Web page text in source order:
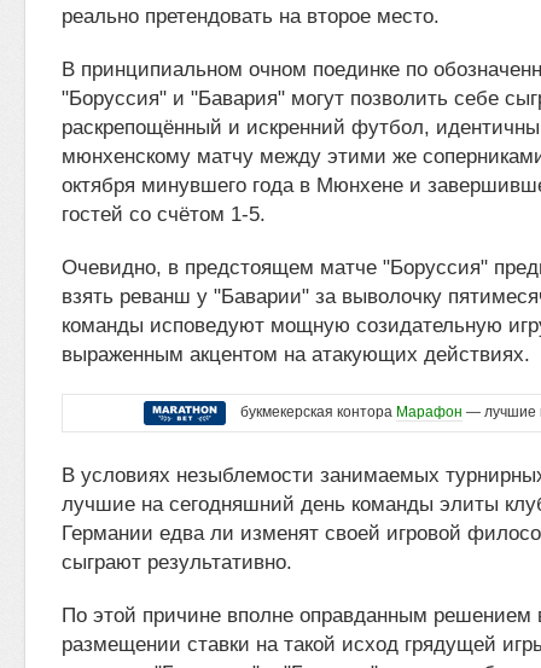
реально претендовать на второе место.
В принципиальном очном поединке по
"Боруссия" и "Бавария" могут позволить себе
раскрепощённый и искренний футбол,
мюнхенскому матчу между этими же
октября минувшего года в Мюнхене и
гостей со счётом 1-5.
Очевидно, в предстоящем матче "Боруссия"
взять реванш у "Баварии" за выволочку
команды исповедуют мощную созидательную
выраженным акцентом на атакующих действиях.
букмекерская контора Марафон — лучшие
В условиях незыблемости занимаемых
лучшие на сегодняшний день команды элиты
Германии едва ли изменят своей игровой
сыграют результативно.
По этой причине вполне оправданным решением
размещении ставки на такой исход грядущей